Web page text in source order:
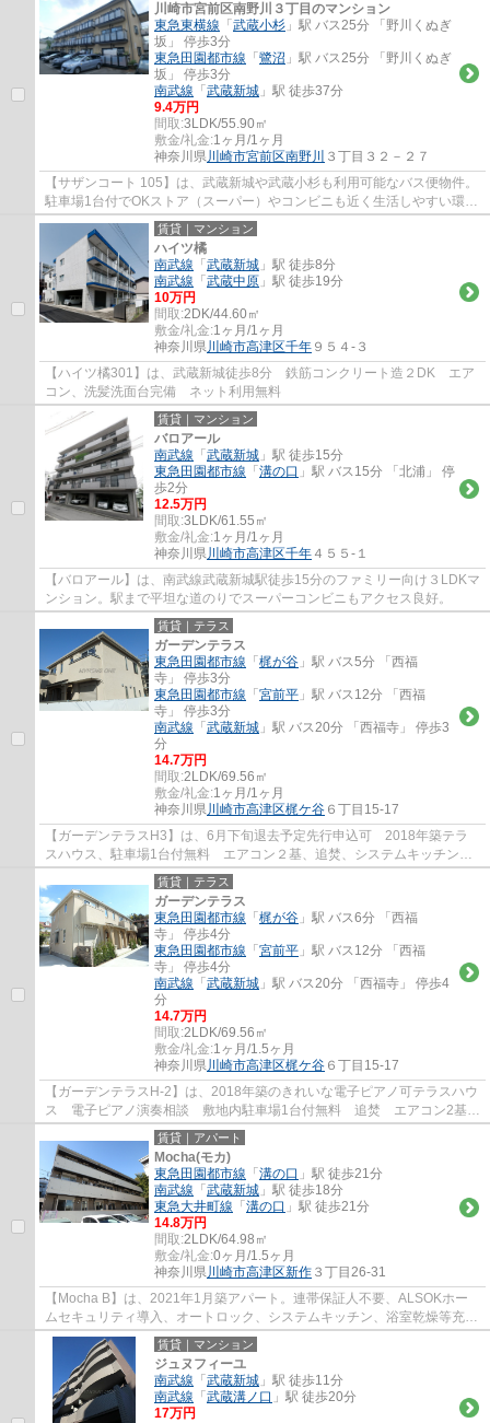
川崎市宮前区南野川３丁目のマンション
東急東横線 「 武蔵小杉 」駅 バス25分 「野川くぬぎ
坂」 停歩3分
東急田園都市線 「 鷺沼 」駅 バス25分 「野川くぬぎ
坂」 停歩3分
南武線 「 武蔵新城 」駅 徒歩37分
9.4万円
間取:3LDK/55.90㎡
敷金/礼金:1ヶ月/1ヶ月
神奈川県川崎市宮前区南野川 ３丁目３２－２７
【サザンコート 105】は、武蔵新城や武蔵小杉も利用可能なバス便物件。
駐車場1台付でOKストア（スーパー）やコンビニも近く生活しやすい環境
の３LDKのお部屋です。システムキッチン、...
賃貸｜マンション
ハイツ橘
南武線 「 武蔵新城 」駅 徒歩8分
南武線 「 武蔵中原 」駅 徒歩19分
10万円
間取:2DK/44.60㎡
敷金/礼金:1ヶ月/1ヶ月
神奈川県川崎市高津区千年 ９５４-３
【ハイツ橘301】は、武蔵新城徒歩8分 鉄筋コンクリート造２DK エア
コン、洗髪洗面台完備 ネット利用無料
賃貸｜マンション
バロアール
南武線 「 武蔵新城 」駅 徒歩15分
東急田園都市線 「 溝の口 」駅 バス15分 「北浦」 停
歩2分
12.5万円
間取:3LDK/61.55㎡
敷金/礼金:1ヶ月/1ヶ月
神奈川県川崎市高津区千年 ４５５-１
【バロアール】は、南武線武蔵新城駅徒歩15分のファミリー向け３LDKマ
ンション。駅まで平坦な道のりでスーパーコンビニもアクセス良好。
賃貸｜テラス
ガーデンテラス
東急田園都市線 「 梶が谷 」駅 バス5分 「西福
寺」 停歩3分
東急田園都市線 「 宮前平 」駅 バス12分 「西福
寺」 停歩3分
南武線 「 武蔵新城 」駅 バス20分 「西福寺」 停歩3
分
14.7万円
間取:2LDK/69.56㎡
敷金/礼金:1ヶ月/1ヶ月
神奈川県川崎市高津区梶ケ谷 ６丁目15-17
【ガーデンテラスH3】は、6月下旬退去予定先行申込可 2018年築テラ
スハウス、駐車場1台付無料 エアコン２基、追焚、システムキッチン、
洗髪洗面台、温水便座完備
賃貸｜テラス
ガーデンテラス
東急田園都市線 「 梶が谷 」駅 バス6分 「西福
寺」 停歩4分
東急田園都市線 「 宮前平 」駅 バス12分 「西福
寺」 停歩4分
南武線 「 武蔵新城 」駅 バス20分 「西福寺」 停歩4
分
14.7万円
間取:2LDK/69.56㎡
敷金/礼金:1ヶ月/1.5ヶ月
神奈川県川崎市高津区梶ケ谷 ６丁目15-17
【ガーデンテラスH-2】は、2018年築のきれいな電子ピアノ可テラスハウ
ス 電子ピアノ演奏相談 敷地内駐車場1台付無料 追焚 エアコン2基
システムキッチン 洗髪洗面台 温水便座等...
賃貸｜アパート
Mocha(モカ)
東急田園都市線 「 溝の口 」駅 徒歩21分
南武線 「 武蔵新城 」駅 徒歩18分
東急大井町線 「 溝の口 」駅 徒歩21分
14.8万円
間取:2LDK/64.98㎡
敷金/礼金:0ヶ月/1.5ヶ月
神奈川県川崎市高津区新作 ３丁目26-31
【Mocha B】は、2021年1月築アパート。連帯保証人不要、ALSOKホー
ムセキュリティ導入、オートロック、システムキッチン、浴室乾燥等充実
の設備が魅力の物件です。
賃貸｜マンション
ジュヌフィーユ
南武線 「 武蔵新城 」駅 徒歩11分
南武線 「 武蔵溝ノ口 」駅 徒歩20分
17万円